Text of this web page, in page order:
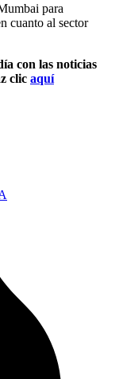
para
cuanto al sector
con las noticias
clic aquí